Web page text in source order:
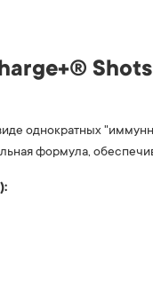
однократных
формула,